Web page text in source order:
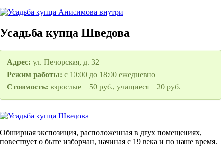
Усадьба купца Шведова
Адрес: ул. Печорская, д. 32
Режим работы: с 10:00 до 18:00 ежедневно
Стоимость: взрослые – 50 руб., учащиеся – 20 руб.
Обширная экспозиция, расположенная в двух помещениях,
повествует о быте изборчан, начиная с 19 века и по наше время.